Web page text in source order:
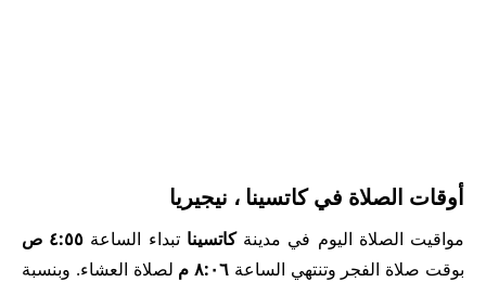
أوقات الصلاة في كاتسينا ، نيجيريا
مواقيت الصلاة اليوم في مدينةكاتسينا تبداء الساعة ٤:٥٥ ص
بوقت صلاة الفجر وتنتهي الساعة ٨:٠٦ م
لصلاة العشاء. وبنسبة